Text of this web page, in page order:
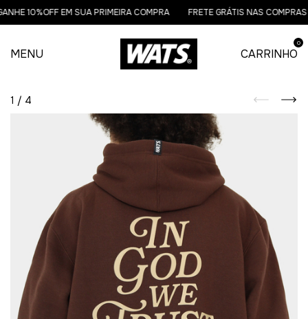
10%OFF EM SUA PRIMEIRA COMPRA FRETE GRÁTIS NAS
MENU CARRINHO
0
1 / 4